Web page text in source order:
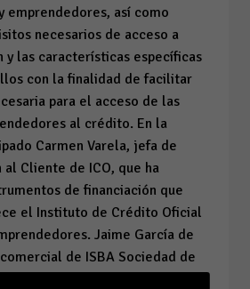
emprendedores, así como
necesarios de acceso a
y las características específicas
con la finalidad de facilitar
para el acceso de las
al crédito. En la
Carmen Varela, jefa de
Cliente de ICO, que ha
de financiación que
el Instituto de Crédito Oficial
Jaime García de
de ISBA Sociedad de